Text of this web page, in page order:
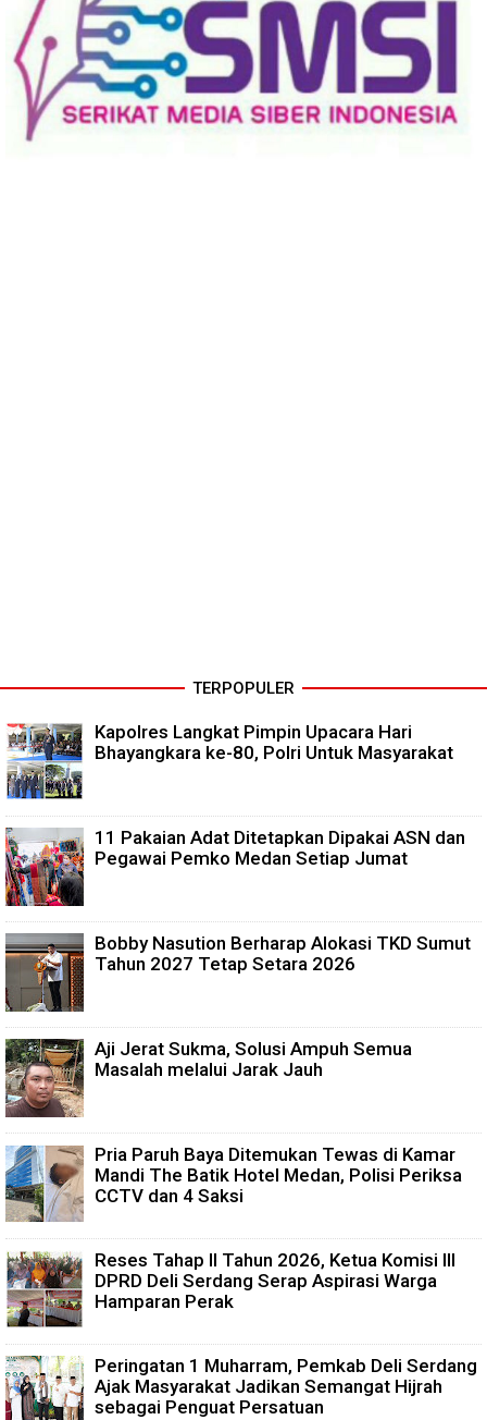
TERPOPULER
Kapolres Langkat Pimpin Upacara Hari
Bhayangkara ke-80, Polri Untuk Masyarakat
11 Pakaian Adat Ditetapkan Dipakai ASN dan
Pegawai Pemko Medan Setiap Jumat
Bobby Nasution Berharap Alokasi TKD Sumut
Tahun 2027 Tetap Setara 2026
Aji Jerat Sukma, Solusi Ampuh Semua
Masalah melalui Jarak Jauh
Pria Paruh Baya Ditemukan Tewas di Kamar
Mandi The Batik Hotel Medan, Polisi Periksa
CCTV dan 4 Saksi
Reses Tahap II Tahun 2026, Ketua Komisi III
DPRD Deli Serdang Serap Aspirasi Warga
Hamparan Perak
Peringatan 1 Muharram, Pemkab Deli Serdang
Ajak Masyarakat Jadikan Semangat Hijrah
sebagai Penguat Persatuan